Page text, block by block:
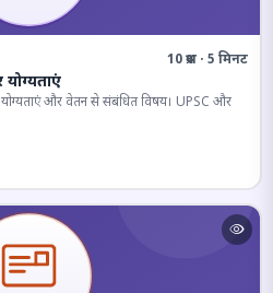
10 प्रश्न · 5 मिनट
योग्यताएं और वेतन से संबंधित विषय। UPSC और